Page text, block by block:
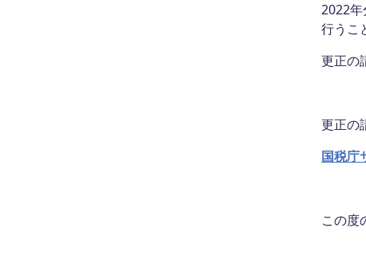
2022
行うこ
更正の
更正の
国税庁
この度